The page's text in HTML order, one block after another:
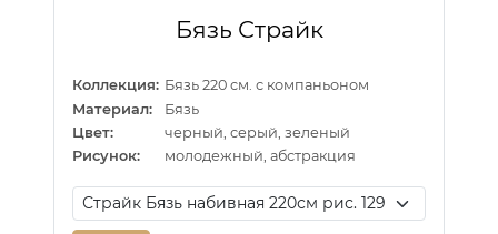
Бязь Страйк
Коллекция: Бязь 220 см. с компаньоном
Материал:
Бязь
Цвет:
черный, серый, зеленый
Рисунок:
молодежный, абстракция